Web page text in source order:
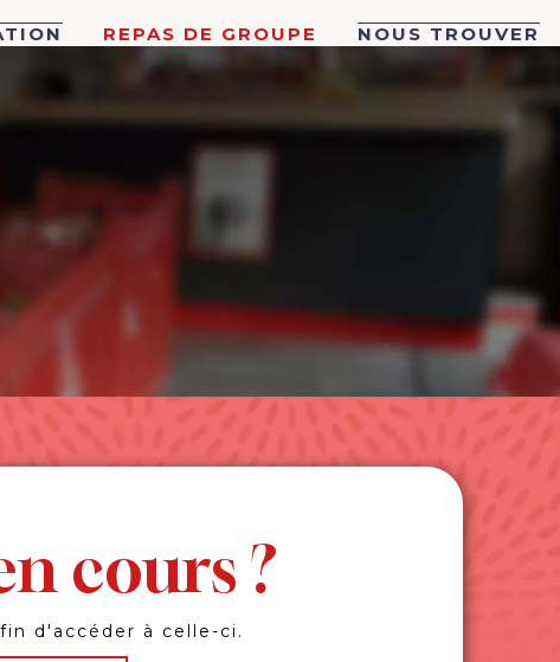
REPAS DE GROUPE NOUS TROUVER
cours ?
d'accéder à celle-ci.